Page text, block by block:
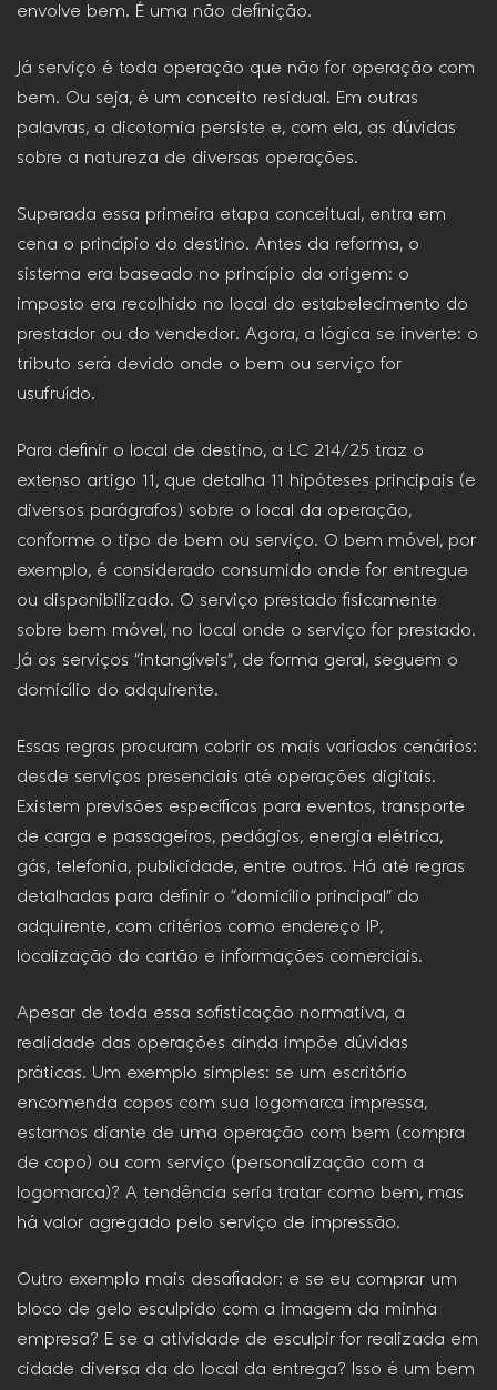
envolve bem. É uma não definição.
Já serviço é toda operação que não for operação com
bem. Ou seja, é um conceito residual. Em outras
palavras, a dicotomia persiste e, com ela, as dúvidas
sobre a natureza de diversas operações.
Superada essa primeira etapa conceitual, entra em
cena o princípio do destino. Antes da reforma, o
sistema era baseado no princípio da origem: o
imposto era recolhido no local do estabelecimento do
prestador ou do vendedor. Agora, a lógica se inverte: o
tributo será devido onde o bem ou serviço for
usufruído.
Para definir o local de destino, a LC 214/25 traz o
extenso artigo 11, que detalha 11 hipóteses principais (e
diversos parágrafos) sobre o local da operação,
conforme o tipo de bem ou serviço. O bem móvel, por
exemplo, é considerado consumido onde for entregue
ou disponibilizado. O serviço prestado fisicamente
sobre bem móvel, no local onde o serviço for prestado.
Já os serviços “intangíveis”, de forma geral, seguem o
domicílio do adquirente.
Essas regras procuram cobrir os mais variados cenários:
desde serviços presenciais até operações digitais.
Existem previsões específicas para eventos, transporte
de carga e passageiros, pedágios, energia elétrica,
gás, telefonia, publicidade, entre outros. Há até regras
detalhadas para definir o “domicílio principal” do
adquirente, com critérios como endereço IP,
localização do cartão e informações comerciais.
Apesar de toda essa sofisticação normativa, a
realidade das operações ainda impõe dúvidas
práticas. Um exemplo simples: se um escritório
encomenda copos com sua logomarca impressa,
estamos diante de uma operação com bem (compra
de copo) ou com serviço (personalização com a
logomarca)? A tendência seria tratar como bem, mas
há valor agregado pelo serviço de impressão.
Outro exemplo mais desafiador: e se eu comprar um
bloco de gelo esculpido com a imagem da minha
empresa? E se a atividade de esculpir for realizada em
cidade diversa da do local da entrega? Isso é um bem